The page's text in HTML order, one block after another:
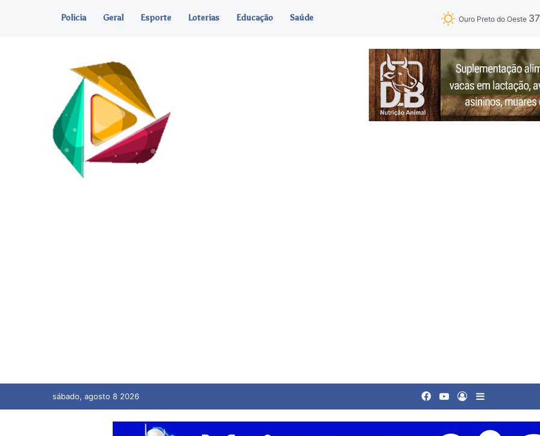
Policia Geral Esporte Loterias Educação Saúde Ouro Preto do Oeste
sábado, agosto 8 2026 Facebook
YouTube
EntrarBarra